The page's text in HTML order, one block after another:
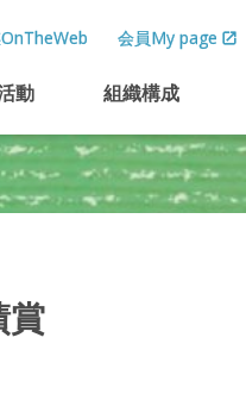
会員My page
動 組織構成
賞